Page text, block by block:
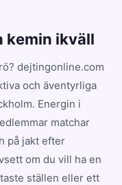
kemin ikväll
dejtingonline.com
och äventyrliga
Energin i
matchar
på jakt efter
om du vill ha en
ställen eller ett